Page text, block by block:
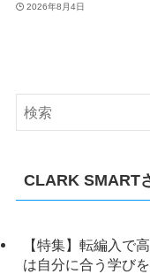
2026年8月4日
CLARK SMART
【特集】転編入で
は自分に合う学び